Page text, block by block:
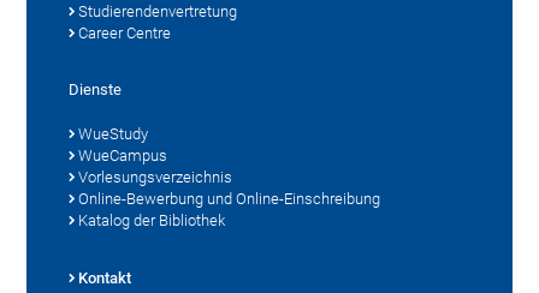
Studierendenvertretung
Career Centre
Dienste
WueStudy
WueCampus
Vorlesungsverzeichnis
Online-Bewerbung und Online-Einschreibung
Katalog der Bibliothek
Kontakt